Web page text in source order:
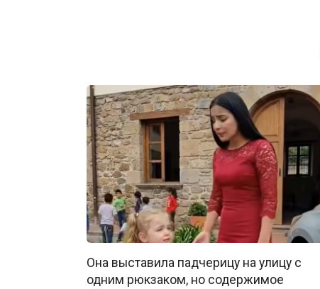
Она выставила падчерицу на улицу с
одним рюкзаком, но содержимое